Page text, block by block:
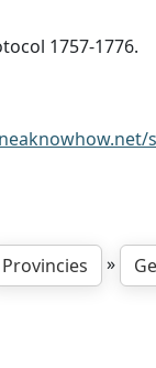
1757-1776.
Provincies »